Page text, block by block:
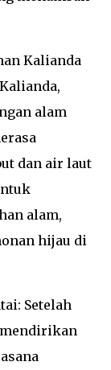
Kalianda
alam
dan air laut
alam,
hijau di
Setelah